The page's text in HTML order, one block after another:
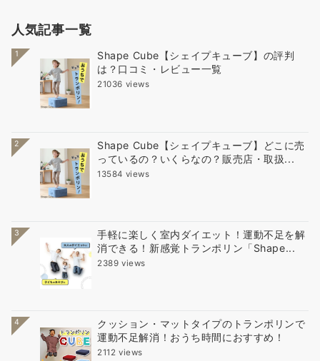
人気記事一覧
1
Shape Cube【シェイプキューブ】の評判
は？口コミ・レビュー一覧
21036 views
2
Shape Cube【シェイプキューブ】どこに売
っているの？いくらなの？販売店・取扱...
13584 views
3
手軽に楽しく室内ダイエット！運動不足を解
消できる！新感覚トランポリン「Shape...
2389 views
4
クッション・マットタイプのトランポリンで
運動不足解消！おうち時間におすすめ！
2112 views